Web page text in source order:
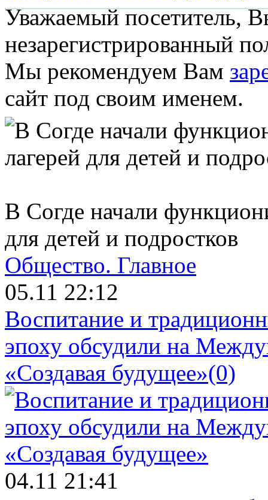
Уважаемый посетитель,
незарегистрированный
Мы рекомендуем Вам
сайт под своим именем.
В Согде начали
для детей и подростков
Общество. Главное
05.11 22:12
Воспитание и
эпоху обсудили на
«Создавая будущее»(0)
04.11 21:41